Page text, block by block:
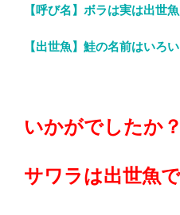
【呼び名】ボラは実は出世
【出世魚】鮭の名前はいろ
いかがでしたか？
サワラは出世魚で